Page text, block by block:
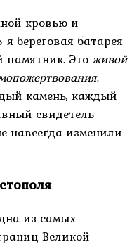
кровью и
береговая батарея
памятник. Этоживой
.
камень, каждый
свидетель
навсегда изменили
из самых
Великой